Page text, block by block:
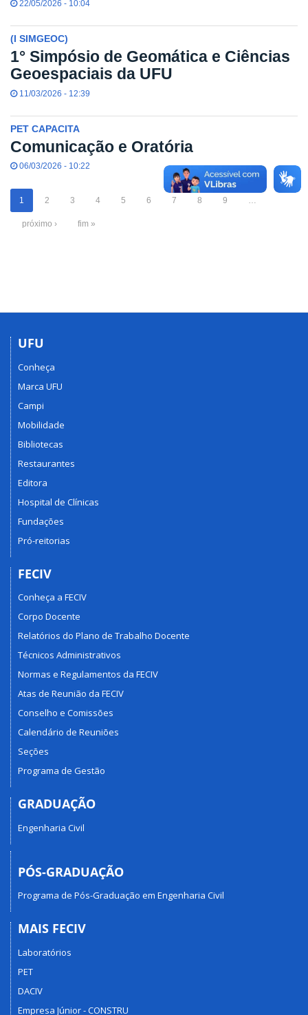
22/05/2026 - 10:04
(I SIMGEOC)
1° Simpósio de Geomática e Ciências
Geoespaciais da UFU
11/03/2026 - 12:39
PET CAPACITA
Comunicação e Oratória
06/03/2026 - 10:22
1 2 3 4 5 6 7 8 9 …
próximo › fim »
UFU
Conheça
Marca UFU
Campi
Mobilidade
Bibliotecas
Restaurantes
Editora
Hospital de Clínicas
Fundações
Pró-reitorias
FECIV
Conheça a FECIV
Corpo Docente
Relatórios do Plano de Trabalho Docente
Técnicos Administrativos
Normas e Regulamentos da FECIV
Atas de Reunião da FECIV
Conselho e Comissões
Calendário de Reuniões
Seções
Programa de Gestão
GRADUAÇÃO
Engenharia Civil
PÓS-GRADUAÇÃO
Programa de Pós-Graduação em Engenharia Civil
MAIS FECIV
Laboratórios
PET
DACIV
Empresa Júnior - CONSTRU